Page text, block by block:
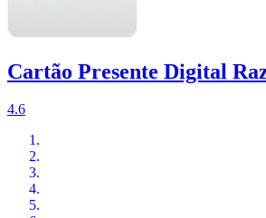
Cartão Presente Digital
4.6